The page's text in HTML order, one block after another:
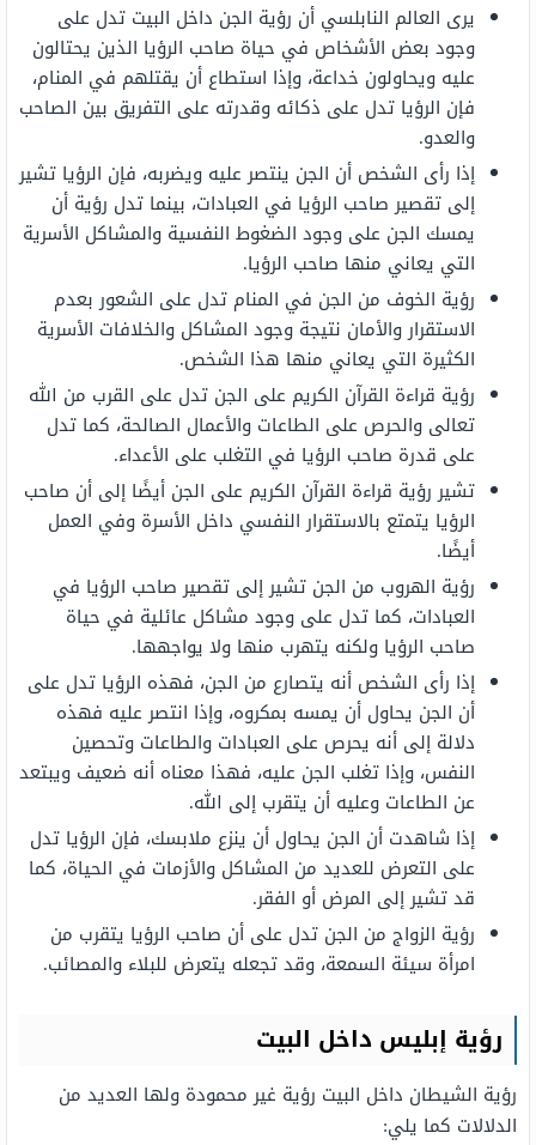
يرى العالم النابلسي أن رؤية الجن داخل البيت تدل على
وجود بعض الأشخاص في حياة صاحب الرؤيا الذين يحتالون
عليه ويحاولون خداعة، وإذا استطاع أن يقتلهم في المنام،
فإن الرؤيا تدل على ذكائه وقدرته على التفريق بين الصاحب
والعدو.
إذا رأى الشخص أن الجن ينتصر عليه ويضربه، فإن الرؤيا تشير
إلى تقصير صاحب الرؤيا في العبادات، بينما تدل رؤية أن
يمسك الجن على وجود الضغوط النفسية والمشاكل الأسرية
التي يعاني منها صاحب الرؤيا.
رؤية الخوف من الجن في المنام تدل على الشعور بعدم
الاستقرار والأمان نتيجة وجود المشاكل والخلافات الأسرية
الكثيرة التي يعاني منها هذا الشخص.
رؤية قراءة القرآن الكريم على الجن تدل على القرب من الله
تعالى والحرص على الطاعات والأعمال الصالحة، كما تدل
على قدرة صاحب الرؤيا في التغلب على الأعداء.
تشير رؤية قراءة القرآن الكريم على الجن أيضًا إلى أن صاحب
الرؤيا يتمتع بالاستقرار النفسي داخل الأسرة وفي العمل
أيضًا.
رؤية الهروب من الجن تشير إلى تقصير صاحب الرؤيا في
العبادات، كما تدل على وجود مشاكل عائلية في حياة
صاحب الرؤيا ولكنه يتهرب منها ولا يواجهها.
إذا رأى الشخص أنه يتصارع من الجن، فهذه الرؤيا تدل على
أن الجن يحاول أن يمسه بمكروه، وإذا انتصر عليه فهذه
دلالة إلى أنه يحرص على العبادات والطاعات وتحصين
النفس، وإذا تغلب الجن عليه، فهذا معناه أنه ضعيف ويبتعد
عن الطاعات وعليه أن يتقرب إلى الله.
إذا شاهدت أن الجن يحاول أن ينزع ملابسك، فإن الرؤيا تدل
على التعرض للعديد من المشاكل والأزمات في الحياة، كما
قد تشير إلى المرض أو الفقر.
رؤية الزواج من الجن تدل على أن صاحب الرؤيا يتقرب من
امرأة سيئة السمعة، وقد تجعله يتعرض للبلاء والمصائب.
رؤية إبليس داخل البيت
رؤية الشيطان داخل البيت رؤية غير محمودة ولها العديد من
الدلالات كما يلي: